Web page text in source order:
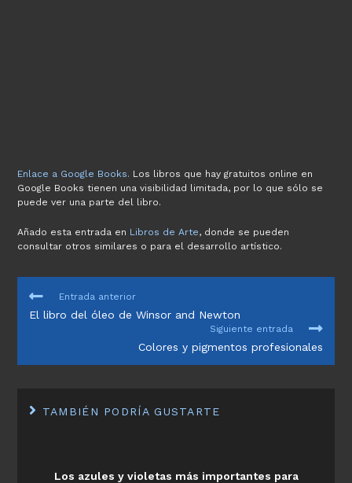
Enlace a Google Books. Los libros que hay gratuitos online en
Google Books tienen una visibilidad limitada, por lo que sólo se
puede ver una parte del libro.
Añado esta entrada en Libros de Arte, donde se pueden
consultar otros similares o para el desarrollo artístico.
LEER
ARTÍCULOS
Entrada anterior
El libro del óleo de Winsor and Newton
Siguiente entrada
Colores y pigmentos profesionales
TAMBIÉN PODRÍA GUSTARTE
Los azules y violetas más importantes para